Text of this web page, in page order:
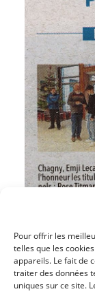
Pour offrir les
telles que les
appareils. Le fait de
traiter des données
uniques sur ce site.